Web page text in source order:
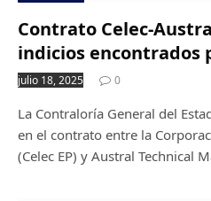
Contrato Celec-
indicios encontrados
julio 18, 2025 0
La Contraloría General del
en el contrato entre la
(Celec EP) y Austral Technical